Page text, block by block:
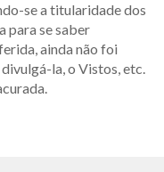
se a titularidade dos
para se saber
ainda não foi
la, o Vistos, etc.